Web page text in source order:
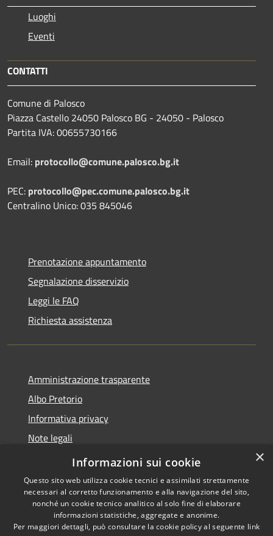
Luoghi
Eventi
CONTATTI
Comune di Palosco
Piazza Castello 24050 Palosco BG - 24050 - Palosco
Partita IVA: 00655730166
Email: protocollo@comune.palosco.bg.it
PEC: protocollo@pec.comune.palosco.bg.it
Centralino Unico: 035 845046
Prenotazione appuntamento
Segnalazione disservizio
Leggi le FAQ
Richiesta assistenza
Amministrazione trasparente
Albo Pretorio
Informativa privacy
Note legali
Dichiarazione di accessibilità
Copyright © 2026 • Comune di
Palosco • Powered by
×
Informazioni sui cookie
Questo sito web utilizza cookie tecnici e assimilati strettamente
necessari al corretto funzionamento e alla navigazione del sito,
nonché un cookie tecnico analitico al solo fine di elaborare
informazioni statistiche, aggregate e anonime.
Per maggiori dettagli, può consultare la cookie policy al seguente link